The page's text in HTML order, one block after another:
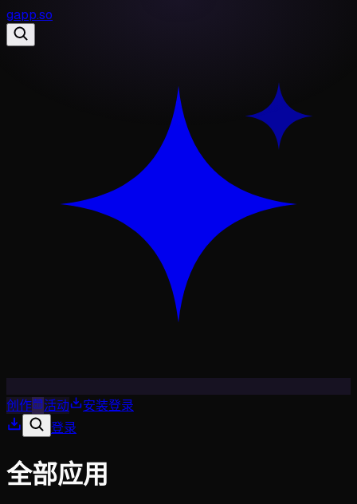
gapp.so
创作 活动 安装登录
登录
全部应用